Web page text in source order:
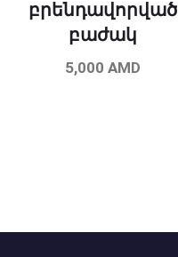
բրենդավորված
բաժակ
5,000 AMD